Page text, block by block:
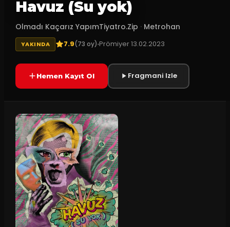
Havuz (Su yok)
Olmadı Kaçarız YapımTiyatro.Zip · Metrohan
YAKINDA 7.9(73 oy)Prömiyer13.02.2023
Hemen Kayıt Ol Fragmani Izle